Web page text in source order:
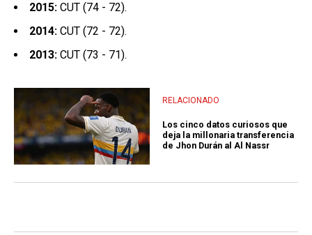
2015: CUT (74 - 72).
2014: CUT (72 - 72).
2013: CUT (73 - 71).
RELACIONADO
Los cinco datos curiosos que
deja la millonaria transferencia
de Jhon Durán al Al Nassr